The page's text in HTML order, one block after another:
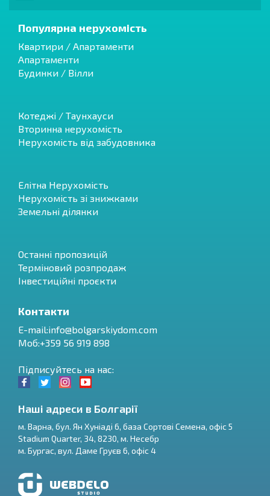
$
Популярна нерухомість
Квартири / Апартаменти
Апартаменти
Будинки / Вілли
Котеджі / Таунхауси
Вторинна нерухомість
Нерухомість від забудовника
Елітна Нерухомість
Нерухомість зі знижками
Земельні ділянки
Останні пропозицій
Терміновий розпродаж
Інвестиційні проєкти
Контакти
E-mail:info@bolgarskiydom.com
Моб:+359 56 919 898
Підписуйтесь на нас:
Наші адреси в Болгарії
м. Варна, бул. Ян Хуніаді 6, база Сортові Семена, офіс 5
Stadium Quarter, 34, 8230, м. Несебр
м. Бургас, вул. Даме Груєв 6, офіс 4